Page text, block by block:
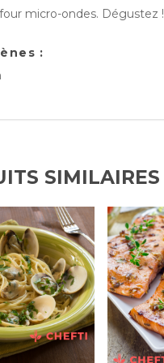
micro-ondes. Dégustez !
:
SIMILAIRES